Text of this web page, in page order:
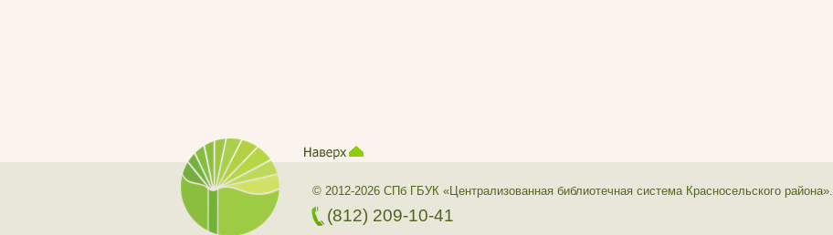
© 2012-2026 СПб ГБУК «Централизованная библиотечная система Красносельского района».
(812) 209-10-41